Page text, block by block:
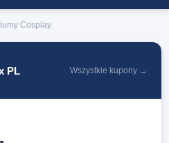
Cosplay
PL Wszystkie kupony →